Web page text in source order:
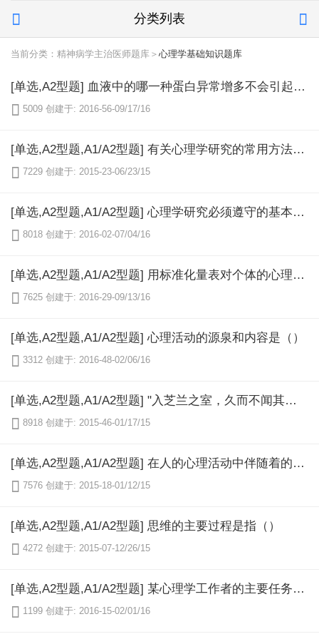
 分类列表 
当前分类：精神病学主治医师题库＞ 心理学基础知识题库
[单选,A2型题] 血液中的哪一种蛋白异常增多不会引起溢出性蛋白尿（）。
 5009 创建于: 2016-56-09/17/16
[单选,A2型题,A1/A2型题] 有关心理学研究的常用方法，以下说法不正确的是（）
 7229 创建于: 2015-23-06/23/15
[单选,A2型题,A1/A2型题] 心理学研究必须遵守的基本原则是系统性、发展性和（）
 8018 创建于: 2016-02-07/04/16
[单选,A2型题,A1/A2型题] 用标准化量表对个体的心理特征进行研究的方法是（）
 7625 创建于: 2016-29-09/13/16
[单选,A2型题,A1/A2型题] 心理活动的源泉和内容是（）
 3312 创建于: 2016-48-02/06/16
[单选,A2型题,A1/A2型题] "入芝兰之室，久而不闻其香，入鲍鱼之肆，久而不闻其臭"的现象是（）
 8918 创建于: 2015-46-01/17/15
[单选,A2型题,A1/A2型题] 在人的心理活动中伴随着的心理状态是（）
 7576 创建于: 2015-18-01/12/15
[单选,A2型题,A1/A2型题] 思维的主要过程是指（）
 4272 创建于: 2015-07-12/26/15
[单选,A2型题,A1/A2型题] 某心理学工作者的主要任务是研究和直接解决心理学临床问题，包括心理评估、心理诊断和心理治疗，以及心理咨询、会谈等具体工作，此心理学工作者所从事的工作属于哪个范畴（）
 1199 创建于: 2016-15-02/01/16